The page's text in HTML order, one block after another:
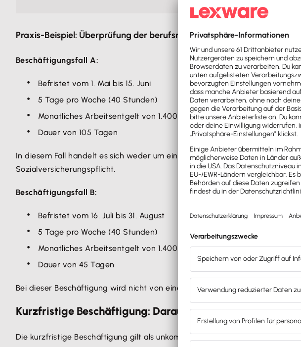
Praxis-Beispiel: Überprüfung der berufsmäßigen Natur einer
Beschäftigungsfall A:
Befristet vom 1. Mai bis 15. Juni
5 Tage pro Woche (40 Stunden)
Monatliches Arbeitsentgelt von 1.400 €
Dauer von 105 Tagen
In diesem Fall handelt es sich weder um eine geringfügig entlohnte
Sozialversicherungspflicht.
Beschäftigungsfall B:
Befristet vom 16. Juli bis 31. August
5 Tage pro Woche (40 Stunden)
Monatliches Arbeitsentgelt von 1.400 €
Dauer von 45 Tagen
Bei dieser Beschäftigung wird nicht von einer kurzfristigen Beschäftigung
Kurzfristige Beschäftigung: Darauf musst du als
Die kurzfristige Beschäftigung gilt als unkompliziertes